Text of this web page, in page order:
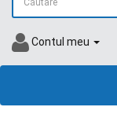
Contul meu